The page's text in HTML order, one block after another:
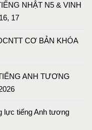
NHẬT N5 & VINH
17
CƠ BẢN KHÓA
ANH TƯƠNG
lực tiếng Anh tương